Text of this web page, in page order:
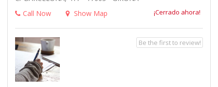
Call Now
Show Map ¡Cerrado ahora!
Be the first to review!